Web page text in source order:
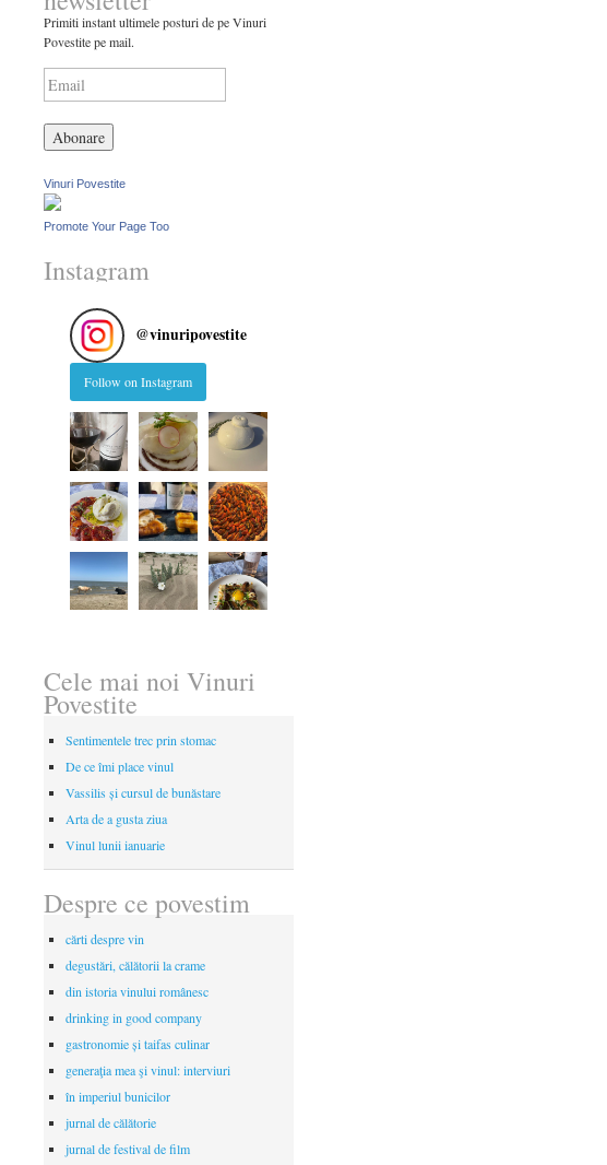
Primiti instant ultimele posturi de pe Vinuri
Povestite pe mail.
Vinuri Povestite
Promote Your Page Too
Instagram
@vinuripovestite
Follow on Instagram
Cele mai noi Vinuri
Povestite
Sentimentele trec prin stomac
De ce îmi place vinul
Vassilis și cursul de bunăstare
Arta de a gusta ziua
Vinul lunii ianuarie
Despre ce povestim
cărti despre vin
degustări, călătorii la crame
din istoria vinului românesc
drinking in good company
gastronomie și taifas culinar
generaţia mea şi vinul: interviuri
în imperiul bunicilor
jurnal de călătorie
jurnal de festival de film